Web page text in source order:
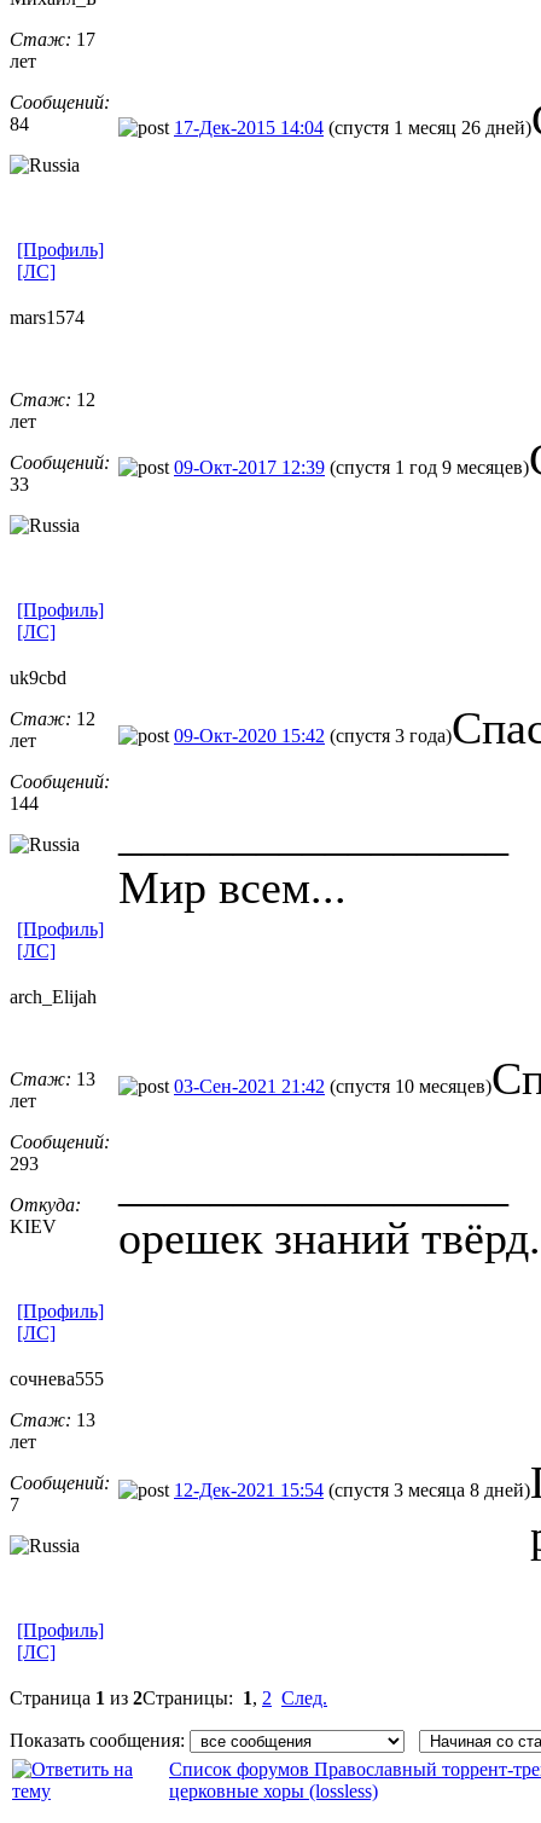
Стаж: 17
лет
Сообщений:
84
17-Дек-2015 14:04 (спустя 1 месяц 26 дней)
[Профиль]
[ЛС]
mars1574
Стаж: 12
лет
Сообщений:
33
09-Окт-2017 12:39 (спустя 1 год 9 месяцев)
[Профиль]
[ЛС]
uk9cbd
Стаж: 12
лет
Сообщений:
144
09-Окт-2020 15:42 (спустя 3 года)
Мир всем...
[Профиль]
[ЛС]
arch_Elijah
Стаж: 13
лет
Сообщений:
293
Откуда:
KIEV
03-Сен-2021 21:42 (спустя 10 месяцев)
орешек знаний
[Профиль]
[ЛС]
сочнева555
Стаж: 13
лет
Сообщений:
7
12-Дек-2021 15:54 (спустя 3 месяца 8 дней)
[Профиль]
[ЛС]
Страница 1 из 2Страницы: 1, 2 След.
Показать сообщения:
Список форумов Православный торрент-
церковные хоры (lossless)